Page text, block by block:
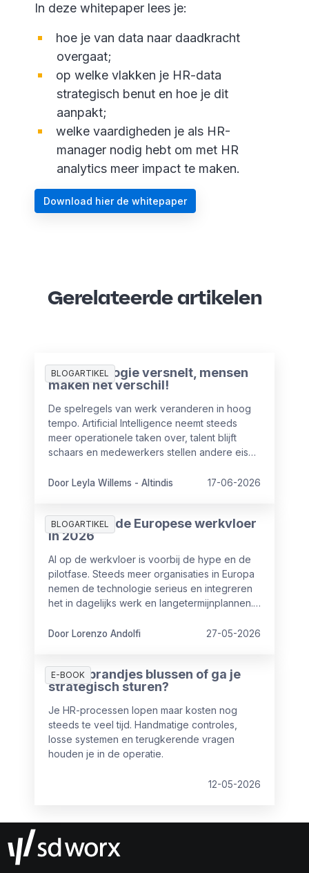
In deze whitepaper lees je:
hoe je van data naar daadkracht
overgaat;
op welke vlakken je HR-data
strategisch benut en hoe je dit
aanpakt;
welke vaardigheden je als HR-
manager nodig hebt om met HR
analytics meer impact te maken.
Download hier de whitepaper
Gerelateerde artikelen
BLOGARTIKEL
AI-technologie versnelt, mensen
maken het verschil!
De spelregels van werk veranderen in hoog
tempo. Artificial Intelligence neemt steeds
meer operationele taken over, talent blijft
schaars en medewerkers stellen andere eisen
betekent dat een fundamentele verschuiving.
Door Leyla Willems - Altindis 17-06-2026
BLOGARTIKEL
AI in HR op de Europese werkvloer
in 2026
AI op de werkvloer is voorbij de hype en de
pilotfase. Steeds meer organisaties in Europa
nemen de technologie serieus en integreren
het in dagelijks werk en langetermijnplannen.
dat het ook iets oplevert.
Door Lorenzo Andolfi 27-05-2026
E-BOOK
Blijf je brandjes blussen of ga je
strategisch sturen?
Je HR-processen lopen maar kosten nog
steeds te veel tijd. Handmatige controles,
losse systemen en terugkerende vragen
houden je in de operatie.
12-05-2026